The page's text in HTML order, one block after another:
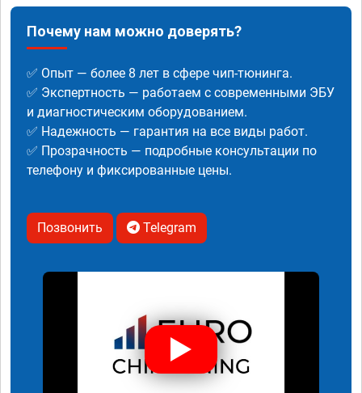
Почему нам можно доверять?
✅ Опыт — более 8 лет в сфере чип-тюнинга.
✅ Экспертность — работаем с современными ЭБУ
и диагностическим оборудованием.
✅ Надежность — гарантия на все виды работ.
✅ Прозрачность — подробные консультации по
телефону и фиксированные цены.
Позвонить Telegram